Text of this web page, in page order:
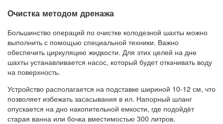
Очистка методом дренажа
Большинство операций по очистке колодезной шахты можно
выполнить с помощью специальной техники. Важно
обеспечить циркуляцию жидкости. Для этих целей на дне
шахты устанавливается насос, который будет откачивать воду
на поверхность.
Устройство располагается на подставке шириной 10-12 см, что
позволяет избежать засасывания в ил. Напорный шланг
опускается на дно накопительной емкости, где подойдёт
старая ванна или бочка вместимостью 300 литров.